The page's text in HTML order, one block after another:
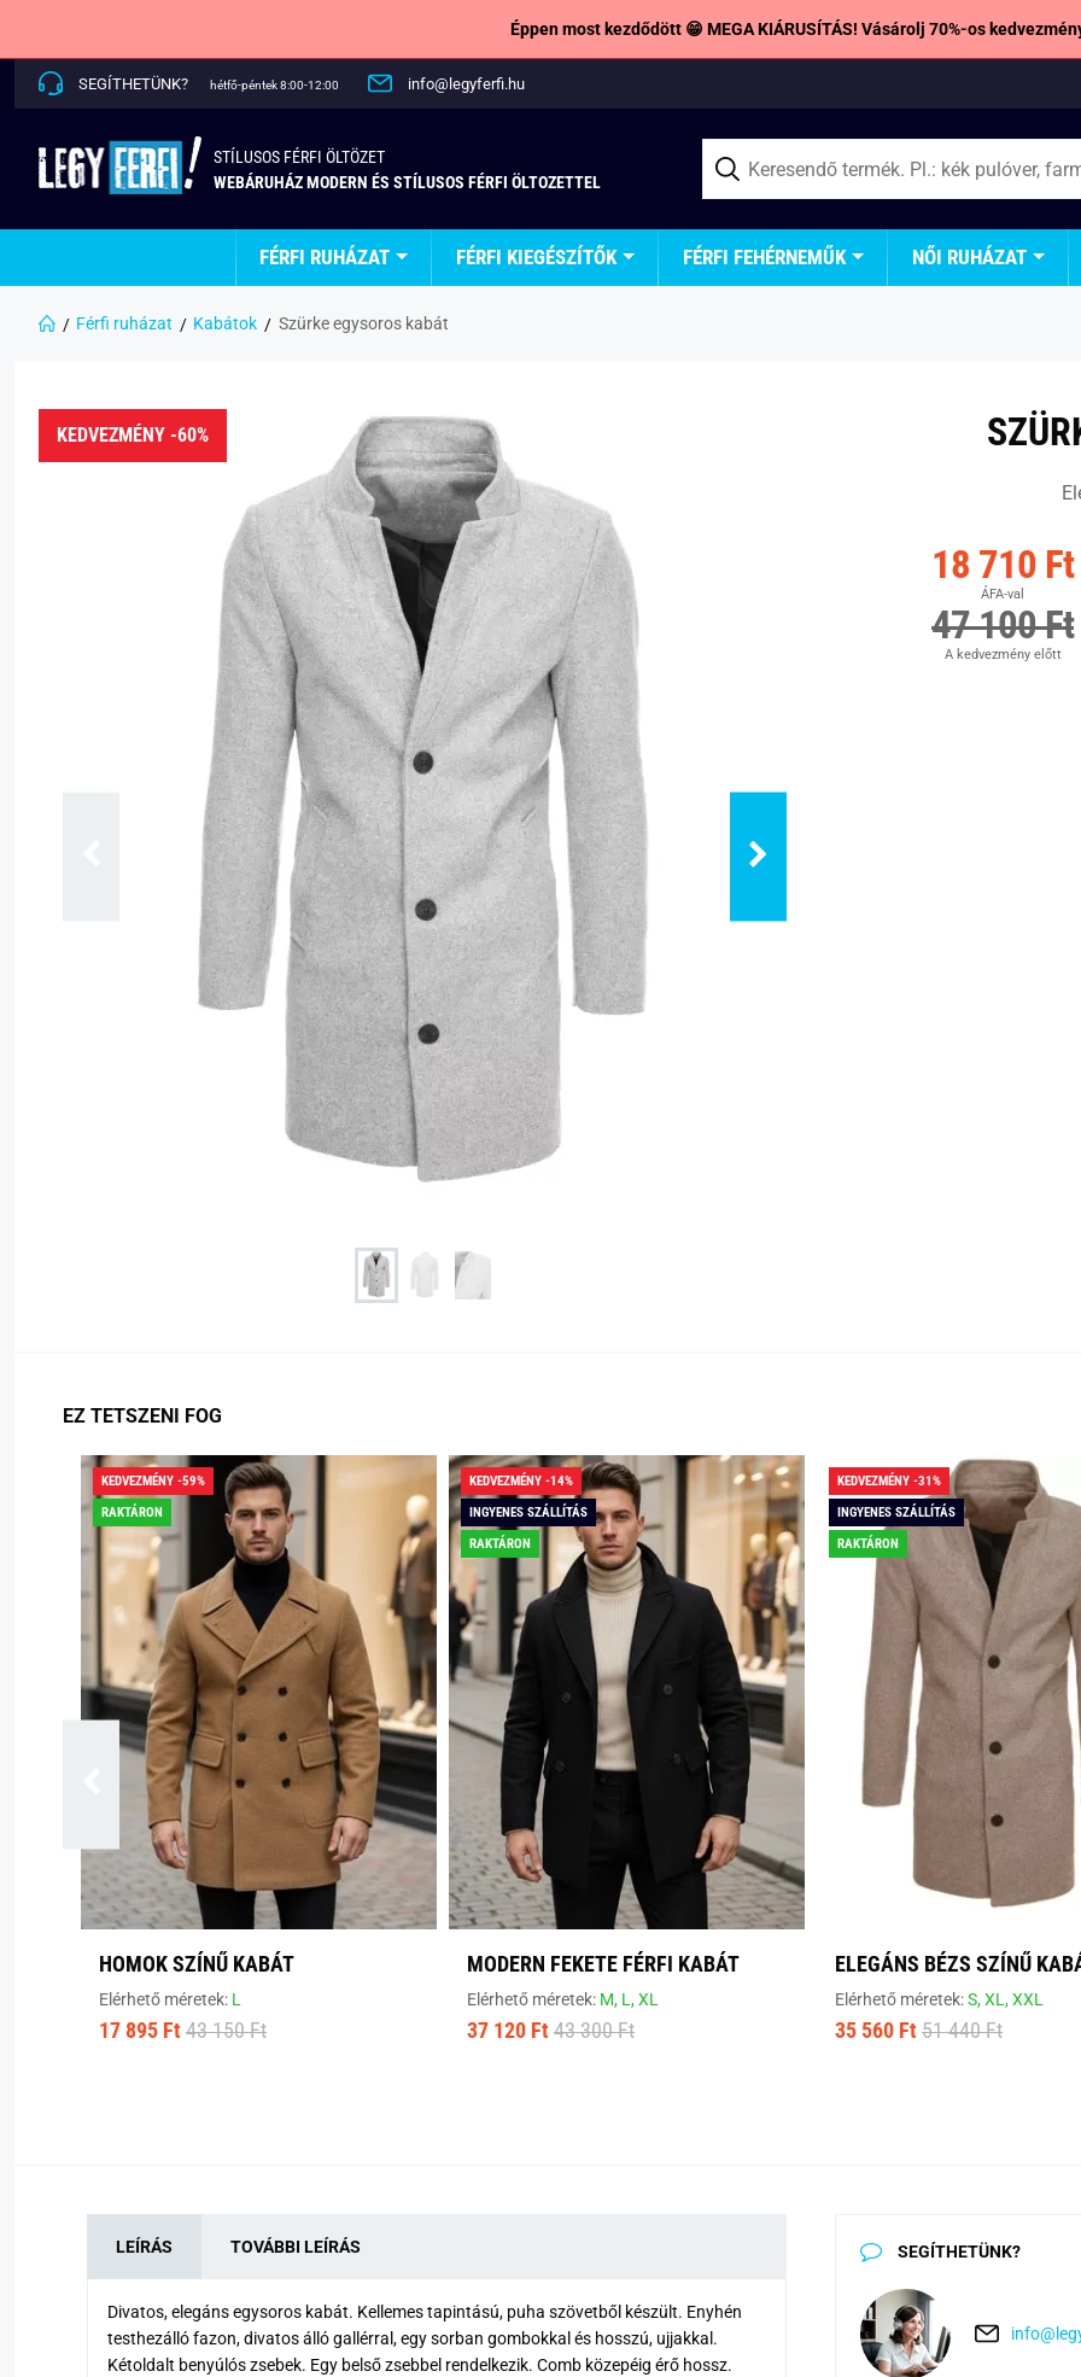
Éppen most kezdődött 😁 MEGA KIÁRUSÍTÁS! Vásárolj 70%-os
SEGÍTHETÜNK? hétfő-péntek 8:00-12:00 info@legyferfi.hu
STÍLUSOS FÉRFI ÖLTÖZET
WEBÁRUHÁZ MODERN ÉS STÍLUSOS FÉRFI ÖLTOZETTEL
FÉRFI RUHÁZAT FÉRFI KIEGÉSZÍTŐK FÉRFI FEHÉRNEMŰK NŐI RUHÁZAT
Férfi ruházat Kabátok Szürke egysoros kabát
KEDVEZMÉNY -60%
18 710 Ft
ÁFA-val
47 100 Ft
A kedvezmény előtt
EZ TETSZENI FOG
KEDVEZMÉNY -59%
RAKTÁRON
HOMOK SZÍNŰ KABÁT
Elérhető méretek: L
17 895 Ft 43 150 Ft
KEDVEZMÉNY -14%
INGYENES SZÁLLÍTÁS
RAKTÁRON
MODERN FEKETE FÉRFI KABÁT
Elérhető méretek: M, L,XL
37 120 Ft 43 300 Ft
KEDVEZMÉNY -31%
INGYENES SZÁLLÍTÁS
RAKTÁRON
ELEGÁNS BÉZS SZÍNŰ
Elérhető méretek:S,XL,XXL
35 560 Ft 51 440 Ft
LEÍRÁS TOVÁBBI LEÍRÁS
Divatos, elegáns egysoros kabát. Kellemes tapintású, puha szövetből készült. Enyhén
testhezálló fazon, divatos álló gallérral, egy sorban gombokkal és hosszú, ujjakkal.
Kétoldalt benyúlós zsebek. Egy belső zsebbel rendelkezik. Comb közepéig érő hossz.
SEGÍTHETÜNK?